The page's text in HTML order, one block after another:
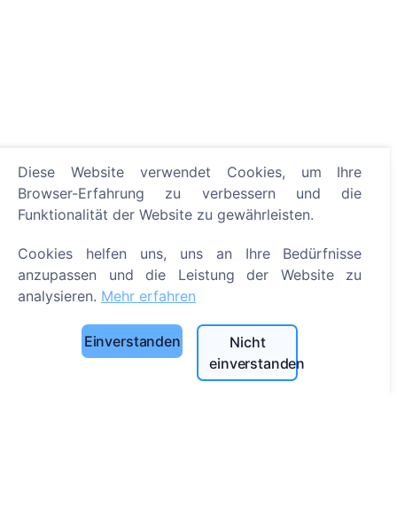
Informationen
Häufig gestellte Fragen
Veranstaltungen
Liste der Gemeinden und Benutzer
Datenschutzrichtlinie
Zahlungsverfahren
Diese Website verwendet Cookies, um Ihre
Browser-Erfahrung zu verbessern und die
Funktionalität der Website zu gewährleisten.
Cookies helfen uns, uns an Ihre Bedürfnisse
anzupassen und die Leistung der Website zu
analysieren. Mehr erfahren
Einverstanden
Nicht
einverstanden